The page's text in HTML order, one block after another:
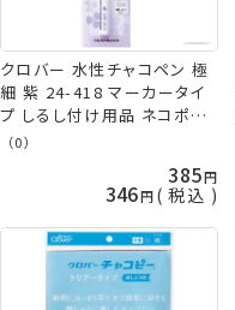
クロバー 水性チャコペン 極
細 紫 24-418 マーカータイ
プ しるし付け用品 ネコポス
可 clv 手芸の山久
（0）
385
346 税込